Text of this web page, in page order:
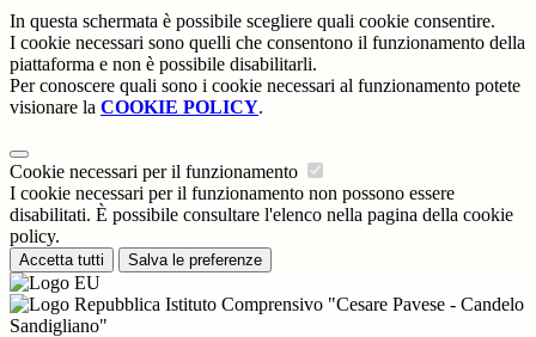
In questa schermata è possibile scegliere quali cookie consentire.
I cookie necessari sono quelli che consentono il funzionamento della
piattaforma e non è possibile disabilitarli.
Per conoscere quali sono i cookie necessari al funzionamento potete
visionare la COOKIE POLICY.
Cookie necessari per il funzionamento
I cookie necessari per il funzionamento non possono essere
disabilitati. È possibile consultare l'elenco nella pagina della cookie
policy.
Accetta tutti Salva le preferenze
Istituto Comprensivo "Cesare Pavese - Candelo
Sandigliano"